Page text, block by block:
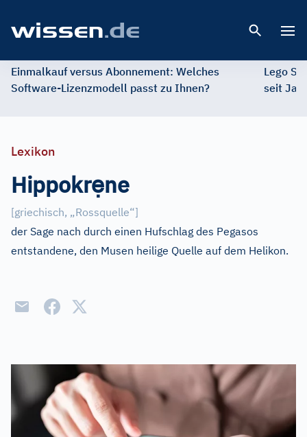
Einmalkauf versus Abonnement: Welches
Software-Lizenzmodell passt zu Ihnen?
Lego
seit
Lexikon
Hippokrẹne
[griechisch, „Rossquelle“]
der Sage nach durch einen Hufschlag des Pegasos
entstandene, den Musen heilige Quelle auf dem Helikon.